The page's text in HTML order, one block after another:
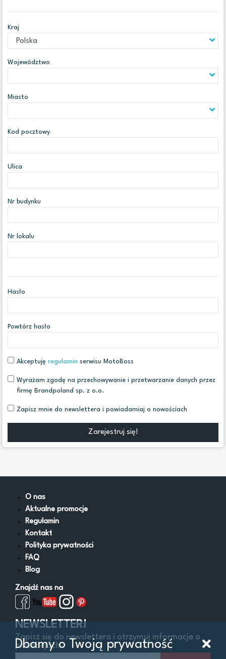
Kraj
Województwo
Miasto
Kod pocztowy
Ulica
Nr budynku
Nr lokalu
Hasło
Powtórz hasło
Akceptuję regulamin serwisu MotoBoss
Wyrażam zgodę na przechowywanie i przetwarzanie danych przez
firmę Brandpoland sp. z o.o.
Zapisz mnie do newslettera i powiadamiaj o nowościach
Zarejestruj się!
O nas
Aktualne promocje
Regulamin
Kontakt
Polityka prywatności
FAQ
Blog
Znajdź nas na
NEWSLETTER!
Zapisz się do newslettera i otrzymuj informacje o
promocjach
Dbamy o Twoją prywatność